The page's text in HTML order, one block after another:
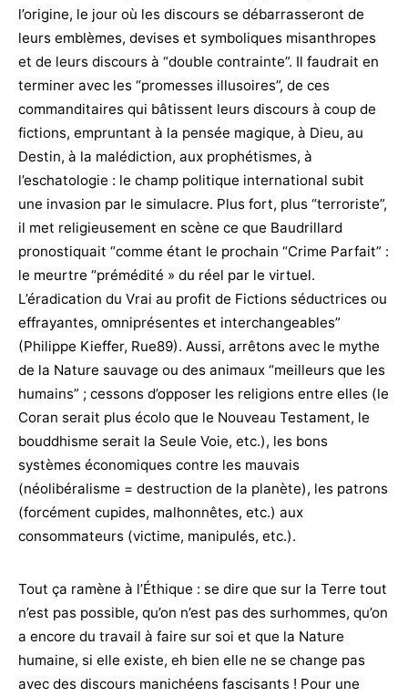
l’origine, le jour où les discours se débarrasseront de
leurs emblèmes, devises et symboliques misanthropes
et de leurs discours à “double contrainte”. Il faudrait en
terminer avec les “promesses illusoires”, de ces
commanditaires qui bâtissent leurs discours à coup de
fictions, empruntant à la pensée magique, à Dieu, au
Destin, à la malédiction, aux prophétismes, à
l’eschatologie : le champ politique international subit
une invasion par le simulacre. Plus fort, plus “terroriste”,
il met religieusement en scène ce que Baudrillard
pronostiquait “comme étant le prochain “Crime Parfait” :
le meurtre “prémédité » du réel par le virtuel.
L’éradication du Vrai au profit de Fictions séductrices ou
effrayantes, omniprésentes et interchangeables”
(Philippe Kieffer, Rue89). Aussi, arrêtons avec le mythe
de la Nature sauvage ou des animaux “meilleurs que les
humains” ; cessons d’opposer les religions entre elles (le
Coran serait plus écolo que le Nouveau Testament, le
bouddhisme serait la Seule Voie, etc.), les bons
systèmes économiques contre les mauvais
(néolibéralisme = destruction de la planète), les patrons
(forcément cupides, malhonnêtes, etc.) aux
consommateurs (victime, manipulés, etc.).
Tout ça ramène à l’Éthique : se dire que sur la Terre tout
n’est pas possible, qu’on n’est pas des surhommes, qu’on
a encore du travail à faire sur soi et que la Nature
humaine, si elle existe, eh bien elle ne se change pas
avec des discours manichéens fascisants ! Pour une